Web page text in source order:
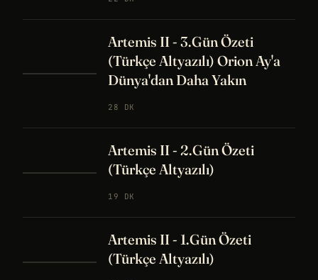
Artemis II - 3.Gün Özeti
(Türkçe Altyazılı) Orion Ay'a
Dünya'dan Daha Yakın
28 DK
Artemis II - 2.Gün Özeti
(Türkçe Altyazılı)
19 DK
Artemis II - 1.Gün Özeti
(Türkçe Altyazılı)